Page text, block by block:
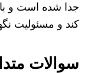
جدا شده است و
کند و مسئولیت
سوالات